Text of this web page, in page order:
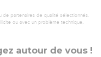
de partenaires de qualité sélectionnés.
ou avec un problème technique,
autour de vous !